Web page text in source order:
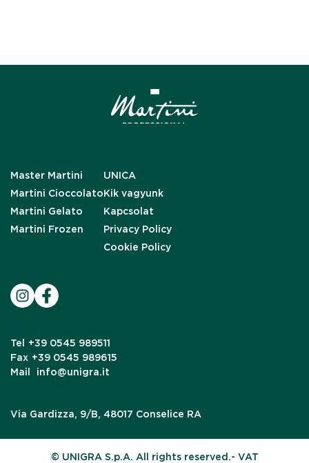
Master Martini
Martini Cioccolato
Martini Gelato
Martini Frozen
UNICA
Kik vagyunk
Kapcsolat
Privacy Policy
Cookie Policy
Tel
+39 0545 989511
Fax +39 0545 989615
Mail
info@unigra.it
Via Gardizza, 9/B, 48017 Conselice RA
© UNIGRA S.p.A. All rights reserved.- VAT